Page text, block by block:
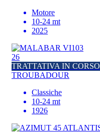
Motore
10-24 mt
2025
26
TRATTATIVA IN CORSO
TROUBADOUR
Classiche
10-24 mt
1926